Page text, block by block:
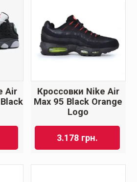
Air
Кроссовки Nike Air
Max 95 Black Orange
Logo
3.178 грн.